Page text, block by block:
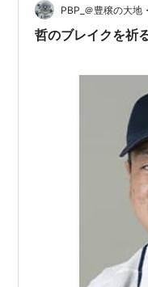
とか出ないとか」で
とも悲しい。。。 こ…
PBP_＠豊穣の大地
哲のブレイクを祈